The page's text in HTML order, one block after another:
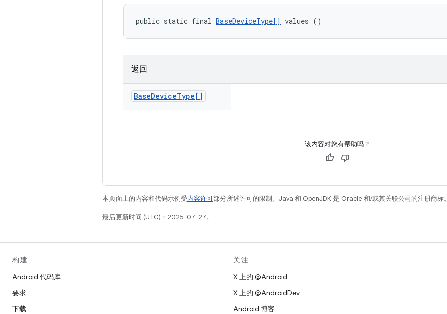
public static final BaseDeviceType[] values ()
返回
BaseDeviceType[]
该内容对您有帮助吗？
本页面上的内容和代码示例受内容许可部分所述许可的限制。Java 和 OpenJDK 是 Oracle 和/或其关联公司的注册商标。
最后更新时间 (UTC)：2025-07-27。
构建
Android 代码库
要求
下载
关注
X 上的 @Android
X 上的 @AndroidDev
Android 博客